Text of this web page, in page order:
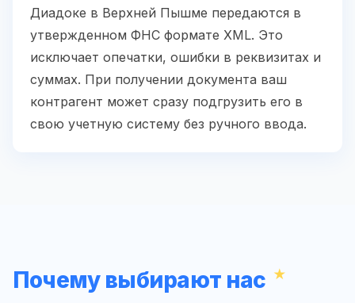
Диадоке в Верхней Пышме передаются в
утвержденном ФНС формате XML. Это
исключает опечатки, ошибки в реквизитах и
суммах. При получении документа ваш
контрагент может сразу подгрузить его в
свою учетную систему без ручного ввода.
Почему выбирают нас